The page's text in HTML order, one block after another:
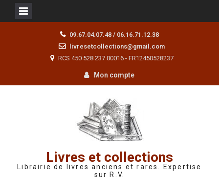
09.67.04.07.48 / 06.16.71.12.38
livresetcollections@gmail.com
RCS 450 528 237 00016 - FR12450528237
Mon compte
Livres et collections
Librairie de livres anciens et rares. Expertise
sur R.V.